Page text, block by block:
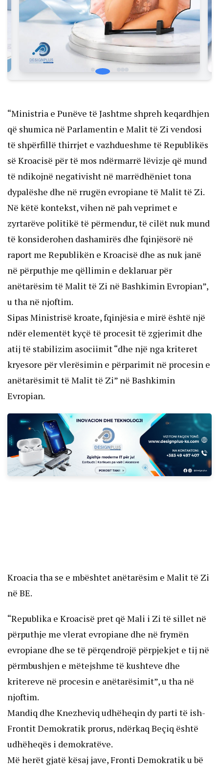
“Ministria e Punëve të Jashtme shpreh keqardhjen
që shumica në Parlamentin e Malit të Zi vendosi
të shpërfillë thirrjet e vazhdueshme të Republikës
së Kroacisë për të mos ndërmarrë lëvizje që mund
të ndikojnë negativisht në marrëdhëniet tona
dypalëshe dhe në rrugën evropiane të Malit të Zi.
Në këtë kontekst, vihen në pah veprimet e
zyrtarëve politikë të përmendur, të cilët nuk mund
të konsiderohen dashamirës dhe fqinjësorë në
raport me Republikën e Kroacisë dhe as nuk janë
në përputhje me qëllimin e deklaruar për
anëtarësim të Malit të Zi në Bashkimin Evropian”,
u tha në njoftim.
Sipas Ministrisë kroate, fqinjësia e mirë është një
ndër elementët kyçë të procesit të zgjerimit dhe
atij të stabilizim asociimit “dhe një nga kriteret
kryesore për vlerësimin e përparimit në procesin e
anëtarësimit të Malit të Zi” në Bashkimin
Evropian.
Kroacia tha se e mbështet anëtarësim e Malit të Zi
në BE.
“Republika e Kroacisë pret që Mali i Zi të sillet në
përputhje me vlerat evropiane dhe në frymën
evropiane dhe se të përqendrojë përpjekjet e tij në
përmbushjen e mëtejshme të kushteve dhe
kritereve në procesin e anëtarësimit”, u tha në
njoftim.
Mandiq dhe Knezheviq udhëheqin dy parti të ish-
Frontit Demokratik prorus, ndërkaq Beçiq është
udhëheqës i demokratëve.
Më herët gjatë kësaj jave, Fronti Demokratik u bë